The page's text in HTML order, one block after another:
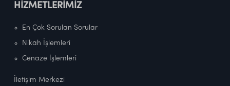
HİZMETLERİMİZ
En Çok Sorulan Sorular
Nikah İşlemleri
Cenaze İşlemleri
İletişim Merkezi